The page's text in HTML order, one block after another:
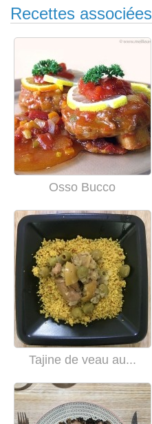
Recettes associées
Osso Bucco
Tajine de veau au...